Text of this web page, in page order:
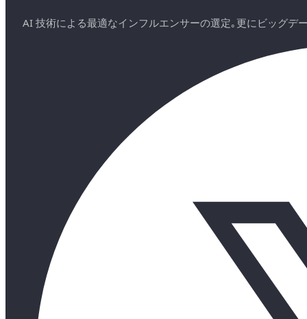
AI 技術による最適なインフルエンサーの選定｡更にビッグデ